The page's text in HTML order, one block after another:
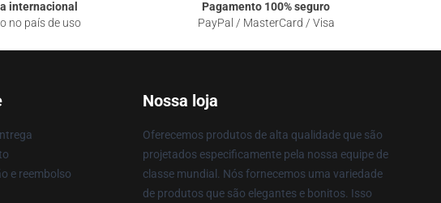
internacional
no país de uso
Pagamento 100% seguro
PayPal / MasterCard / Visa
e reembolso
Nossa loja
Oferecemos produtos de alta qualidade que são
projetados especificamente pela nossa equipe de
classe mundial. Nós fornecemos uma variedade
de produtos que são elegantes e bonitos. Isso